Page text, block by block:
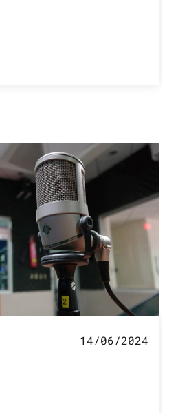
14/06/2024